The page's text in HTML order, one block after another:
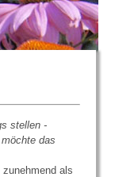
stellen -
das
als